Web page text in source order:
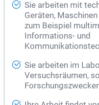
Sie arbeiten mit
Geräten,
zum Beispiel
Informations- und
Sie arbeiten im
Versuchsräumen,